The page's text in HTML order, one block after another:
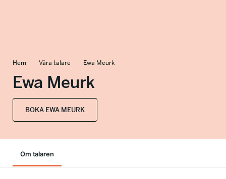
Hem Våra talare Ewa Meurk
Ewa Meurk
BOKA EWA MEURK
Om talaren